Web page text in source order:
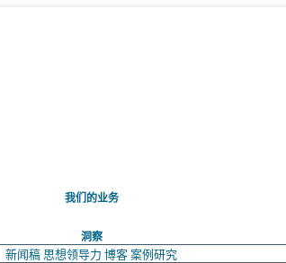
我们的业务
洞察
新闻稿 思想领导力 博客案例研究